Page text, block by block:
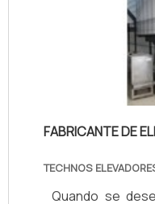
FABRICANTE DE
TECHNOS
Quando se